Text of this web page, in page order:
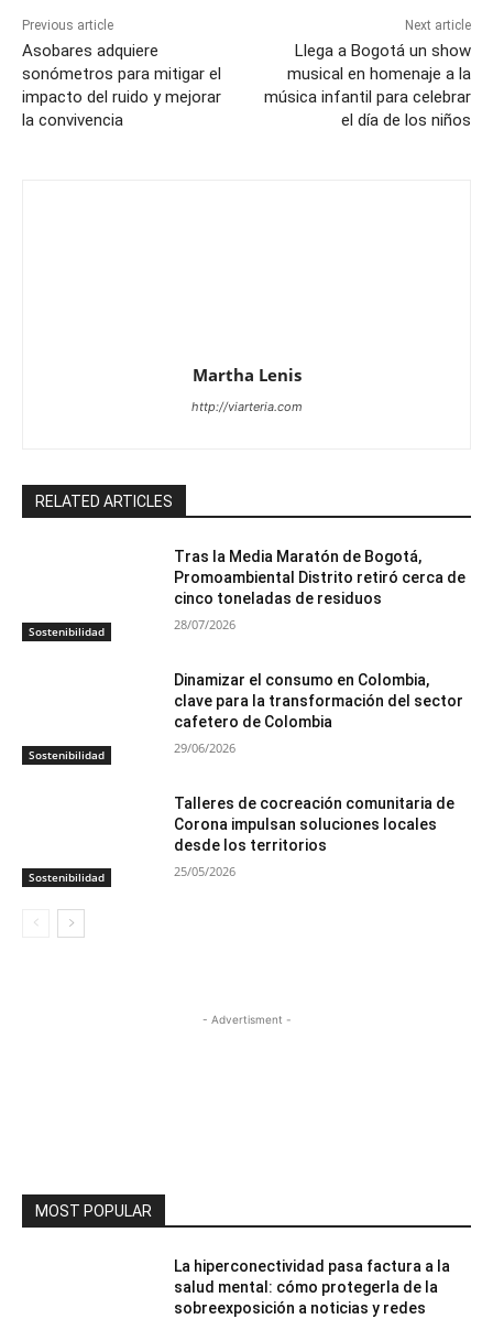
Previous article
Asobares adquiere
sonómetros para mitigar el
impacto del ruido y mejorar
la convivencia
Next article
Llega a Bogotá un show
musical en homenaje a la
música infantil para celebrar
el día de los niños
Martha Lenis
http://viarteria.com
RELATED ARTICLES
Sostenibilidad
Tras la Media Maratón de Bogotá,
Promoambiental Distrito retiró cerca de
cinco toneladas de residuos
28/07/2026
Sostenibilidad
Dinamizar el consumo en Colombia,
clave para la transformación del sector
cafetero de Colombia
29/06/2026
Sostenibilidad
Talleres de cocreación comunitaria de
Corona impulsan soluciones locales
desde los territorios
25/05/2026
- Advertisment -
MOST POPULAR
La hiperconectividad pasa factura a la
salud mental: cómo protegerla de la
sobreexposición a noticias y redes